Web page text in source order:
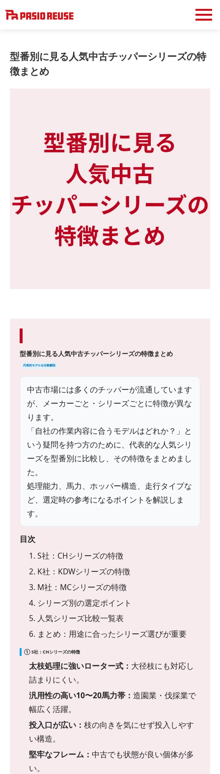
型番別に見る人気中古チッパーシリーズの特
徴まとめ
型番別に見る人気中古チッパーシリーズの特徴まとめ
代表的モデルを比較解説
中古市場には多くのチッパーが流通しています
が、メーカーごと・シリーズごとに特徴が異な
ります。
「自社の作業内容に合うモデルはどれか？」と
いう疑問を持つ方のために、代表的な人気シリ
ーズを型番別に比較し、その特徴をまとめまし
た。
処理能力、馬力、ホッパー構造、走行タイプな
ど、選定時の参考になるポイントを解説しま
す。
目次
1. S社：CHシリーズの特徴
2. K社：KDWシリーズの特徴
3. M社：MCシリーズの特徴
4. シリーズ別の選定ポイント
5. 人気シリーズ比較一覧表
6. まとめ：用途に合ったシリーズ選びが重要
① S社：CHシリーズの特徴
太枝処理に強いローター式： 大径枝にも対応し
詰まりにくい。
汎用性の高い10〜20馬力帯： 造園業・伐採業で
幅広く活躍。
投入口が広い： 枝の向きを気にせず投入しやす
い構造。
堅牢なフレーム： 中古でも状態が良い個体が多
い。